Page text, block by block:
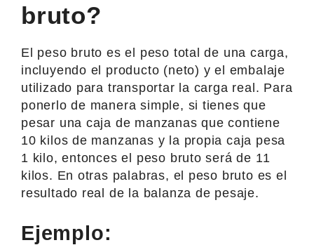
bruto?
El peso bruto es el peso total de una carga,
incluyendo el producto (neto) y el embalaje
utilizado para transportar la carga real. Para
ponerlo de manera simple, si tienes que
pesar una caja de manzanas que contiene
10 kilos de manzanas y la propia caja pesa
1 kilo, entonces el peso bruto será de 11
kilos. En otras palabras, el peso bruto es el
resultado real de la balanza de pesaje.
Ejemplo: